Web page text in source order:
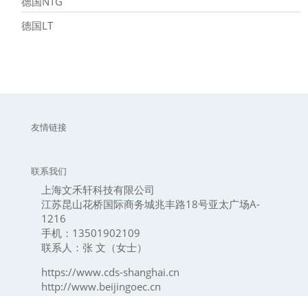
德国LT
友情链接
联系我们
上海文禾轩科技有限公司
江苏昆山花桥国际商务城兆丰路18号亚太广场A-
1216
手机：13501902109
联系人：张 文（女士）
https://www.cds-shanghai.cn
http://www.beijingoec.cn